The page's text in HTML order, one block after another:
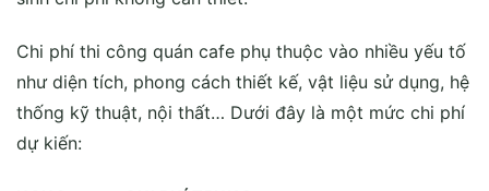
dự kiến:
HẠNG
MỤC
CHI PHÍ TRUNG
BÌNH (VNĐ/M²)
GHI CHÚ
Thiết kế &
xin phép
50.000 – 150.000
Tùy quy mô & phức